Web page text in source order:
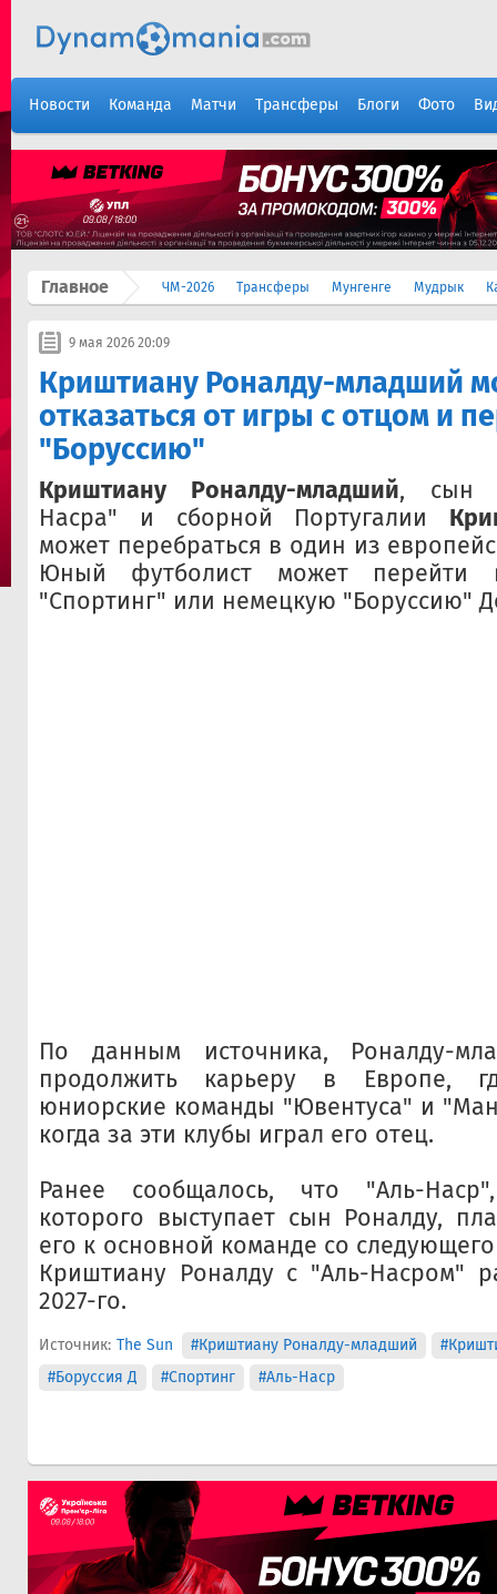
Новости Команда Матчи Трансферы Блоги Фото
Главное ЧМ-2026 Трансферы Мунгенге Мудрык
9 мая 2026 20:09
Криштиану Роналду-младший
отказаться от игры с отцом и
"Боруссию"
Криштиану Роналду-младший, сын
Насра" и сборной Португалии
может перебраться в один из
Юный футболист может перейти в
"Спортинг" или немецкую "Боруссию"
По данным источника, Роналду-
продолжить карьеру в Европе,
юниорские команды "Ювентуса" и
когда за эти клубы играл его отец.
Ранее сообщалось, что "Аль-
которого выступает сын Роналду,
его к основной команде со
Криштиану Роналду с "Аль-Насром"
2027-го.
Источник: The Sun #Криштиану Роналду-младший
#Боруссия Д
#Спортинг #Аль-Наср